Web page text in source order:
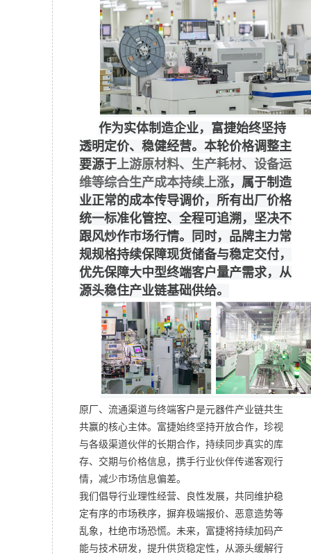
作为实体制造企业，富捷始终坚持
透明定价、稳健经营。本轮价格调整主
要源于上游原材料、生产耗材、设备运
维等综合生产成本持续上涨，属于制造
业正常的成本传导调价，所有出厂价格
统一标准化管控、全程可追溯，坚决不
跟风炒作市场行情。同时，品牌主力常
规规格持续保障现货储备与稳定交付，
优先保障大中型终端客户量产需求，从
源头稳住产业链基础供给。
原厂、流通渠道与终端客户是元器件产业链共生
共赢的核心主体。富捷始终坚持开放合作，珍视
与各级渠道伙伴的长期合作，持续同步真实的库
存、交期与价格信息，携手行业伙伴传递客观行
情，减少市场信息偏差。
我们倡导行业理性经营、良性发展，共同维护稳
定有序的市场秩序，摒弃极端报价、恶意造势等
乱象，杜绝市场恐慌。未来，富捷将持续加码产
能与技术研发，提升供货稳定性，从源头缓解行